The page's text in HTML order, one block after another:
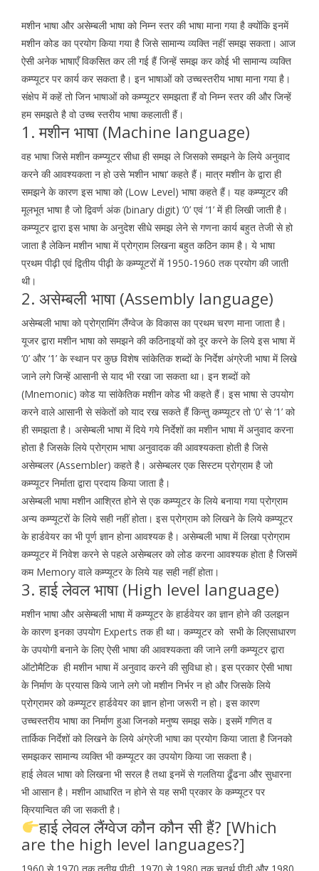
मशीन भाषा और असेम्बली भाषा को निम्न स्तर की भाषा माना गया है क्योंकि इनमें
मशीन कोड का प्रयोग किया गया है जिसे सामान्य व्यक्ति नहीं समझ सकता। आज
ऐसी अनेक भाषाएँ विकसित कर ली गई हैं जिन्हें समझ कर कोई भी सामान्य व्यक्ति
कम्प्यूटर पर कार्य कर सकता है। इन भाषाओं को उच्चस्तरीय भाषा माना गया है।
संक्षेप में कहें तो जिन भाषाओं को कम्प्यूटर समझता हैं वो निम्न स्तर की और जिन्हें
हम समझते है वो उच्च स्तरीय भाषा कहलाती हैं।
1. मशीन भाषा (Machine language)
वह भाषा जिसे मशीन कम्प्यूटर सीधा ही समझ ले जिसको समझने के लिये अनुवाद
करने की आवश्यकता न हो उसे ‘मशीन भाषा‘ कहते हैं। मात्र मशीन के द्वारा ही
समझने के कारण इस भाषा को (Low Level) भाषा कहते हैं। यह कम्प्यूटर की
मूलभूत भाषा है जो द्विवर्ण अंक (binary digit) ‘0’ एवं ‘1’ में ही लिखी जाती है।
कम्प्यूटर द्वारा इस भाषा के अनुदेश सीधे समझ लेने से गणना कार्य बहुत तेजी से हो
जाता है लेकिन मशीन भाषा में प्रोग्राम लिखना बहुत कठिन काम है। ये भाषा
प्रथम पीढ़ी एवं द्वितीय पीढ़ी के कम्प्यूटरों में 1950-1960 तक प्रयोग की जाती
थी।
2. असेम्बली भाषा (Assembly language)
असेम्बली भाषा को प्रोग्रामिंग लैंग्वेज के विकास का प्रथम चरण माना जाता है।
यूजर द्वारा मशीन भाषा को समझने की कठिनाइयों को दूर करने के लिये इस भाषा में
‘0’ और ‘1’ के स्थान पर कुछ विशेष सांकेतिक शब्दों के निर्देश अंग्रेजी भाषा में लिखे
जाने लगे जिन्हें आसानी से याद भी रखा जा सकता था। इन शब्दों को
(Mnemonic) कोड या सांकेतिक मशीन कोड भी कहते हैं। इस भाषा से उपयोग
करने वाले आसानी से संकेतों को याद रख सकते हैं किन्तु कम्प्यूटर तो ‘0’ से ‘1’ को
ही समझता है। असेम्बली भाषा में दिये गये निर्देशों का मशीन भाषा में अनुवाद करना
होता है जिसके लिये प्रोग्राम भाषा अनुवादक की आवश्यकता होती है जिसे
असेम्बलर (Assembler) कहते है। असेम्बलर एक सिस्टम प्रोग्राम है जो
कम्प्यूटर निर्माता द्वारा प्रदाय किया जाता है।
असेम्बली भाषा मशीन आश्रित होने से एक कम्प्यूटर के लिये बनाया गया प्रोग्राम
अन्य कम्प्यूटरों के लिये सही नहीं होता। इस प्रोग्राम को लिखने के लिये कम्प्यूटर
के हार्डवेयर का भी पूर्ण ज्ञान होना आवश्यक है। असेम्बली भाषा में लिखा प्रोग्राम
कम्प्यूटर में निवेश करने से पहले असेम्बलर को लोड करना आवश्यक होता है जिसमें
कम Memory वाले कम्प्यूटर के लिये यह सही नहीं होता।
3. हाई लेवल भाषा (High level language)
मशीन भाषा और असेम्बली भाषा में कम्प्यूटर के हार्डवेयर का ज्ञान होने की उलझन
के कारण इनका उपयोग Experts तक ही था। कम्प्यूटर को सभी के लिएसाधारण
के उपयोगी बनाने के लिए ऐसी भाषा की आवश्यकता की जाने लगी कम्प्यूटर द्वारा
ऑटोमैटिक ही मशीन भाषा में अनुवाद करने की सुविधा हो। इस प्रकार ऐसी भाषा
के निर्माण के प्रयास किये जाने लगे जो मशीन निर्भर न हो और जिसके लिये
प्रोग्रामर को कम्प्यूटर हार्डवेयर का ज्ञान होना जरूरी न हो। इस कारण
उच्चस्तरीय भाषा का निर्माण हुआ जिनको मनुष्य समझ सके। इसमें गणित व
तार्किक निर्देशों को लिखने के लिये अंग्रेजी भाषा का प्रयोग किया जाता है जिनको
समझकर सामान्य व्यक्ति भी कम्प्यूटर का उपयोग किया जा सकता है।
हाई लेवल भाषा को लिखना भी सरल है तथा इनमें से गलतिया ढूँढना और सुधारना
भी आसान है। मशीन आधारित न होने से यह सभी प्रकार के कम्प्यूटर पर
क्रियान्वित की जा सकती है।
हाई लेवल लैंग्वेज कौन कौन सी हैं? [Which
are the high level languages?]